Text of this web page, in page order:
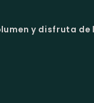
y disfruta de